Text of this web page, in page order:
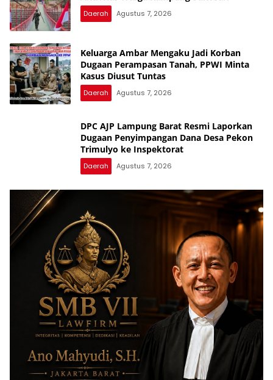
Daerah Agustus 7, 2026
Keluarga Ambar Mengaku Jadi Korban
Dugaan Perampasan Tanah, PPWI Minta
Kasus Diusut Tuntas
Daerah Agustus 7, 2026
DPC AJP Lampung Barat Resmi Laporkan
Dugaan Penyimpangan Dana Desa Pekon
Trimulyo ke Inspektorat
Daerah Agustus 7, 2026